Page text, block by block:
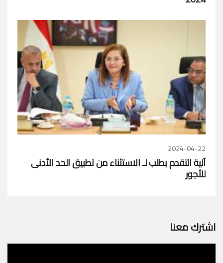
2024-04-22
آلية التقدم بطلب لـ الاستثناء من تطبيق الحد الأدنى
للأجور
اشترك معنا